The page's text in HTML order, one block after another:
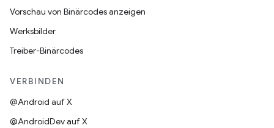
Vorschau von Binärcodes anzeigen
Werksbilder
Treiber-Binärcodes
VERBINDEN
@Android auf X
@AndroidDev auf X